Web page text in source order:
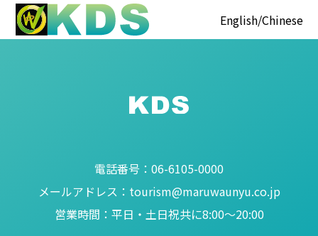
English Chinese
電話番号： 06-6105-0000
メールアドレス： tourism@maruwaunyu.co.jp
営業時間： 平日・土日祝共に8:00～20:00